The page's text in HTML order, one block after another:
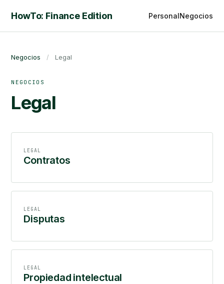
HowTo: Finance Edition PersonalNegocios
Negocios / Legal
NEGOCIOS
Legal
LEGAL
Contratos
LEGAL
Disputas
LEGAL
Propiedad intelectual